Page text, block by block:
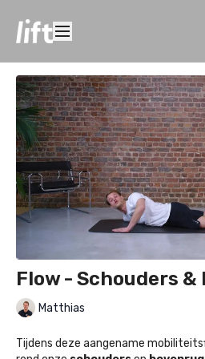
Flow - Schouders &
Matthias
Tijdens deze aangename